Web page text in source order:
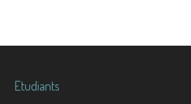
Etudiants